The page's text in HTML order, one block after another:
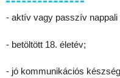
- aktív vagy passzív
- betöltött 18. életév;
- jó kommunikációs